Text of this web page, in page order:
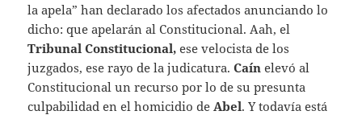
la apela” han declarado los afectados anunciando lo
dicho: que apelarán al Constitucional. Aah, el
Tribunal Constitucional, ese velocista de los
juzgados, ese rayo de la judicatura.Caín elevó al
Constitucional un recurso por lo de su presunta
culpabilidad en el homicidio de Abel. Y todavía está